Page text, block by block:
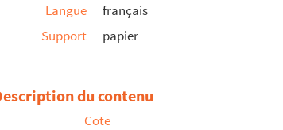
Reuss afin de recevoir le prix Gobe...
d'Alsace-Lorraine
Langue
français
Support
papier
du contenu
Cote